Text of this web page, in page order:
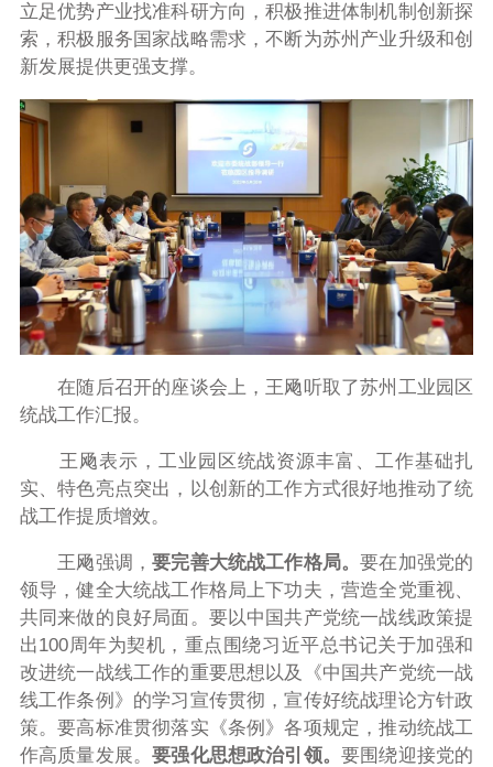
立足优势产业找准科研方向，积极推进体制机制创新探
索，积极服务国家战略需求，不断为苏州产业升级和创
新发展提供更强支撑。
在随后召开的座谈会上，王飏听取了苏州工业园区
统战工作汇报。
王飏表示，工业园区统战资源丰富、工作基础扎
实、特色亮点突出，以创新的工作方式很好地推动了统
战工作提质增效。
王飏强调，要完善大统战工作格局。要在加强党的
领导，健全大统战工作格局上下功夫，营造全党重视、
共同来做的良好局面。要以中国共产党统一战线政策提
出100周年为契机，重点围绕习近平总书记关于加强和
改进统一战线工作的重要思想以及《中国共产党统一战
线工作条例》的学习宣传贯彻，宣传好统战理论方针政
策。要高标准贯彻落实《条例》各项规定，推动统战工
作高质量发展。要强化思想政治引领。要围绕迎接党的